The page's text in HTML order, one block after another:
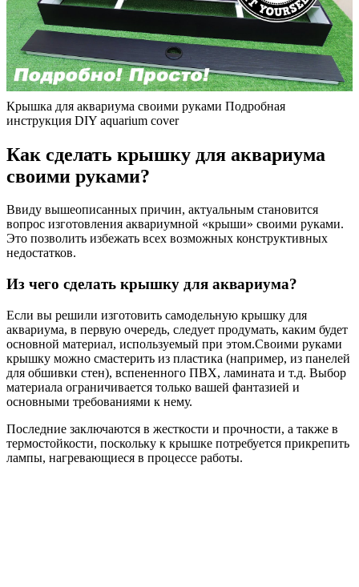
Крышка для аквариума своими руками Подробная
инструкция DIY aquarium cover
Как сделать крышку для аквариума
своими руками?
Ввиду вышеописанных причин, актуальным становится
вопрос изготовления аквариумной «крыши» своими руками.
Это позволить избежать всех возможных конструктивных
недостатков.
Из чего сделать крышку для аквариума?
Если вы решили изготовить самодельную крышку для
аквариума, в первую очередь, следует продумать, каким будет
основной материал, используемый при этом.Своими руками
крышку можно смастерить из пластика (например, из панелей
для обшивки стен), вспененного ПВХ, ламината и т.д. Выбор
материала ограничивается только вашей фантазией и
основными требованиями к нему.
Последние заключаются в жесткости и прочности, а также в
термостойкости, поскольку к крышке потребуется прикрепить
лампы, нагревающиеся в процессе работы.